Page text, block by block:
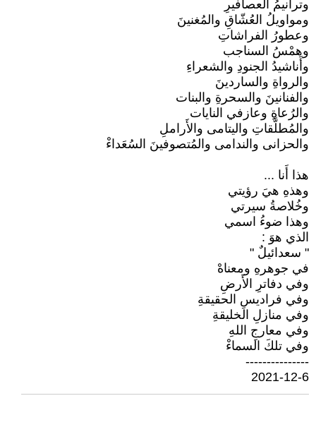
وترانيمُ العصافيرِ
ومواويلُ العُشّاقِ والمُغنينَ
وعطورُ الفراشاتِ
وهمْسُ السناجب
وأَناشيدُ الجنودِ والشعراءِ
والرواةِ والساردينَ
والفنانينَ والسحرةِ والبنات
والرُعاةِ وعازفي النايات
والمُطلَّقاتِ واليتامى والأَراملِ
والحزانى والندامى والمُتصوفينَ السُعَداءْ
هذا أَنا ...
وهذهِ هيَ رؤيتي
وخُلاصةُ سيرتي
وهذا ضوءُ اسمي
الذي هوَ :
" سعدائيلٌ "
في جوهرهِ ومعناهْ
وفي دفاترِ الأَرضِ
وفي فراديسِ الحقيقةِ
وفي منازلِ الخليقةِ
وفي معارجِ اللهِ
وفي تلكَ السماءْ
---------------
2021-12-6